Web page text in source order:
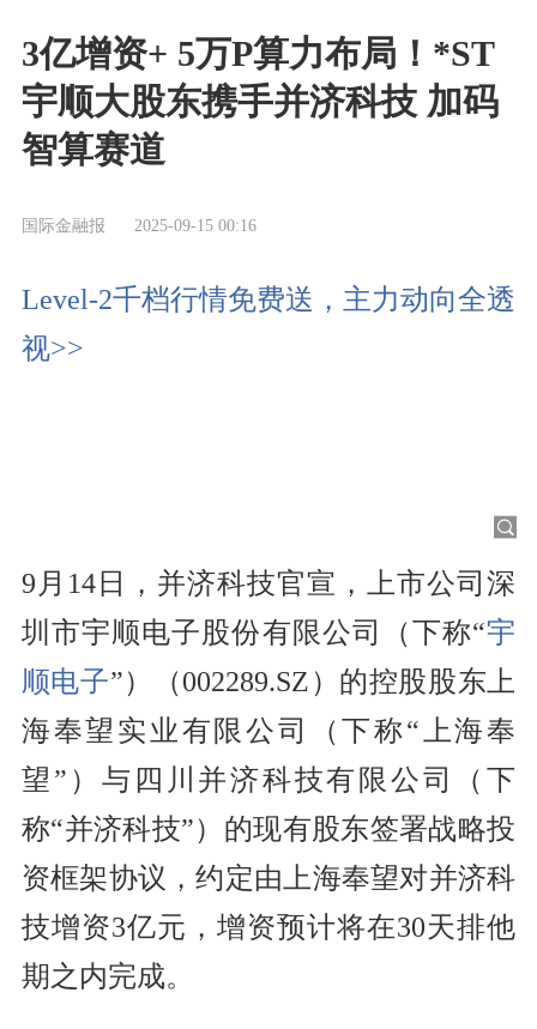
3亿增资+ 5万P算力布局！*ST
宇顺大股东携手并济科技 加码
智算赛道
国际金融报 2025-09-15 00:16
Level-2千档行情免费送，主力动向全透
视>>
9月14日，并济科技官宣，上市公司深
圳市宇顺电子股份有限公司（下称“宇
顺电子”）（002289.SZ）的控股股东上
海奉望实业有限公司（下称“上海奉
望”）与四川并济科技有限公司（下
称“并济科技”）的现有股东签署战略投
资框架协议，约定由上海奉望对并济科
技增资3亿元，增资预计将在30天排他
期之内完成。